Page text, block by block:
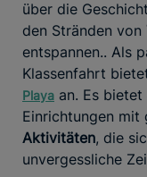
über die
den Stränden von
entspannen.. Als
Klassenfahrt
Playa an. Es
Einrichtungen mit
Aktivitäten, die
unvergessliche